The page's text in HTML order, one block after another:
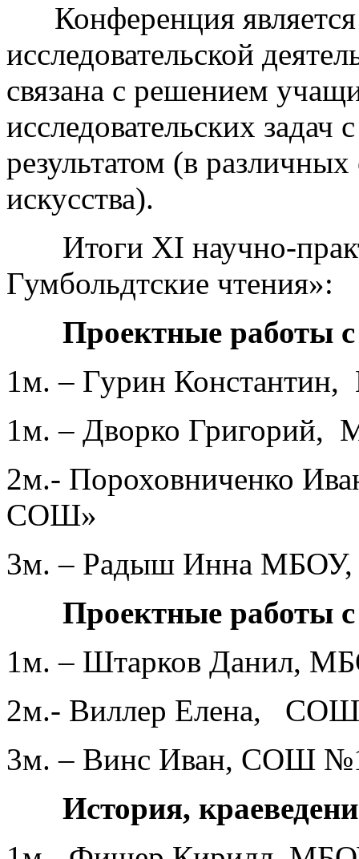
Конференция является
исследовательской
связана с решением
исследовательских задач
результатом (в
искусства).
Итоги XI научно-
Гумбольдтские чтения»:
Проектные работы
1м. – Гурин
1м. – Дворко
2м.- Пороховниченко
СОШ»
3м. – Радыш Инна
Проектные работы
1м. – Штарков Данил,
2м.- Виллер Елена,
3м. – Винс Иван, СОШ
История,